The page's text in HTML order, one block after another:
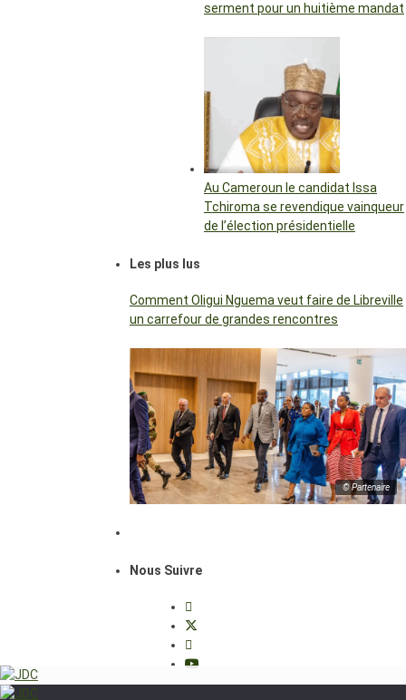
serment pour un huitième mandat
Au Cameroun le candidat Issa
Tchiroma se revendique vainqueur
de l’élection présidentielle
Les plus lus
Comment Oligui Nguema veut faire de Libreville
un carrefour de grandes rencontres
© Partenaire
Nous Suivre